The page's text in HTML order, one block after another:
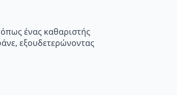
ένας καθαριστής
εξουδετερώνοντας